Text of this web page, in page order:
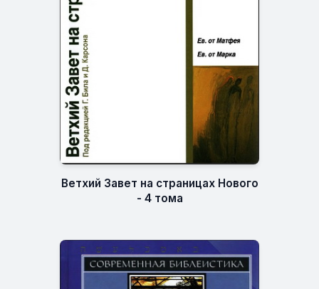
Ветхий Завет на страницах Нового
- 4 тома